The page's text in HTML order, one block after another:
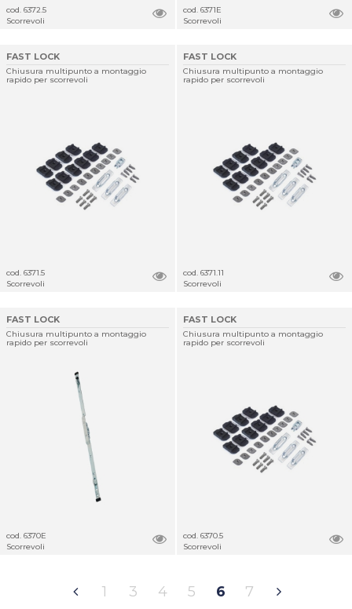
cod. 6372.5
Scorrevoli
cod. 6371E
Scorrevoli
FAST LOCK
Chiusura multipunto a montaggio
rapido per scorrevoli
cod. 6371.5
Scorrevoli
FAST LOCK
Chiusura multipunto a montaggio
rapido per scorrevoli
cod. 6371.11
Scorrevoli
FAST LOCK
Chiusura multipunto a montaggio
rapido per scorrevoli
cod. 6370E
Scorrevoli
FAST LOCK
Chiusura multipunto a montaggio
rapido per scorrevoli
cod. 6370.5
Scorrevoli
1 3 4 5 6 7